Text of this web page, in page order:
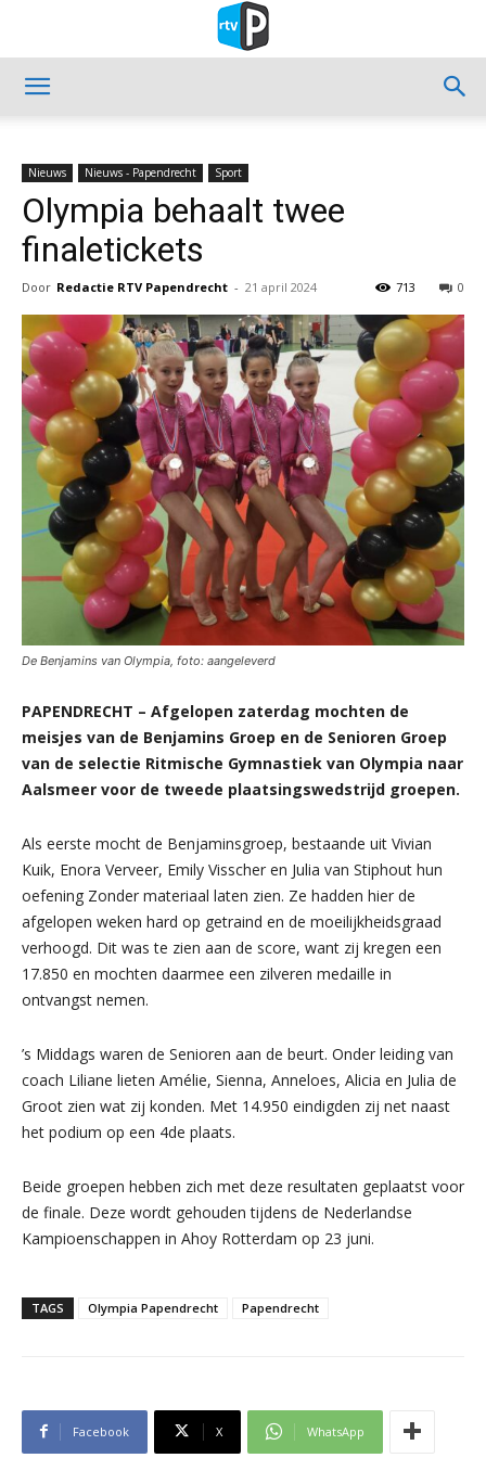
Nieuws Nieuws - Papendrecht Sport
Olympia behaalt twee
finaletickets
Door Redactie RTV Papendrecht - 21 april 2024 0
713
De Benjamins van Olympia, foto: aangeleverd
PAPENDRECHT – Afgelopen zaterdag mochten de
meisjes van de Benjamins Groep en de Senioren Groep
van de selectie Ritmische Gymnastiek van Olympia naar
Aalsmeer voor de tweede plaatsingswedstrijd groepen.
Als eerste mocht de Benjaminsgroep, bestaande uit Vivian
Kuik, Enora Verveer, Emily Visscher en Julia van Stiphout hun
oefening Zonder materiaal laten zien. Ze hadden hier de
afgelopen weken hard op getraind en de moeilijkheidsgraad
verhoogd. Dit was te zien aan de score, want zij kregen een
17.850 en mochten daarmee een zilveren medaille in
ontvangst nemen.
’s Middags waren de Senioren aan de beurt. Onder leiding van
coach Liliane lieten Amélie, Sienna, Anneloes, Alicia en Julia de
Groot zien wat zij konden. Met 14.950 eindigden zij net naast
het podium op een 4de plaats.
Beide groepen hebben zich met deze resultaten geplaatst voor
de finale. Deze wordt gehouden tijdens de Nederlandse
Kampioenschappen in Ahoy Rotterdam op 23 juni.
TAGS Olympia Papendrecht Papendrecht
Facebook X WhatsApp